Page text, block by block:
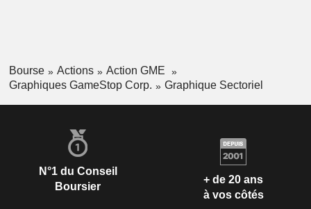
Bourse Actions
Action GME
Graphiques GameStop Corp.
Graphique Sectoriel
N°1 du Conseil
Boursier
+ de 20 ans
à vos côtés